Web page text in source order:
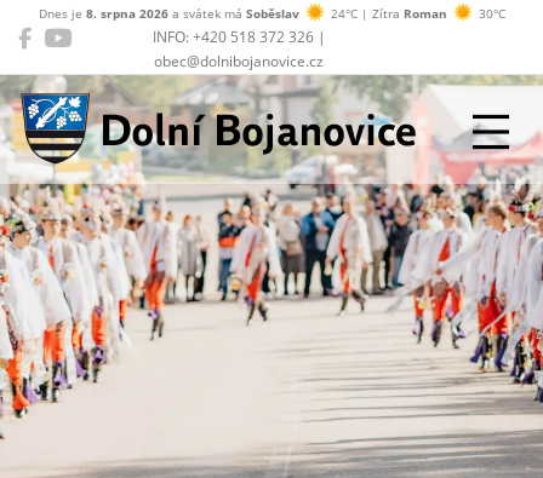
INFO: +420 518 372 326 |
obec@dolnibojanovice.cz
Dnes je 8. srpna 2026a svátek má Soběslav 24°C | Zítra Roman 30°C
Dolní Bojanovice